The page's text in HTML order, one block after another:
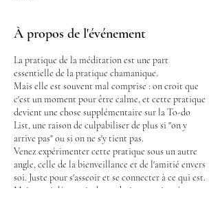
À propos de l'événement
La pratique de la méditation est une part
essentielle de la pratique chamanique.
Mais elle est souvent mal comprise : on croit que
c'est un moment pour être calme, et cette pratique
devient une chose supplémentaire sur la To-do
List, une raison de culpabiliser de plus si "on y
arrive pas" ou si on ne s'y tient pas.
Venez expérimenter cette pratique sous un autre
angle, celle de la bienveillance et de l'amitié envers
soi. Juste pour s'asseoir et se connecter à ce qui est.
Mais aussi découvrir des techniques qui amènent